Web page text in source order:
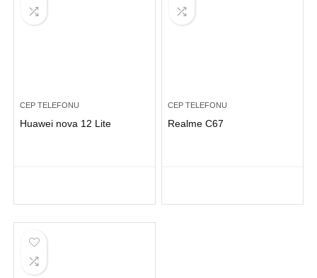
CEP TELEFONU
Huawei nova 12 Lite
CEP TELEFONU
Realme C67